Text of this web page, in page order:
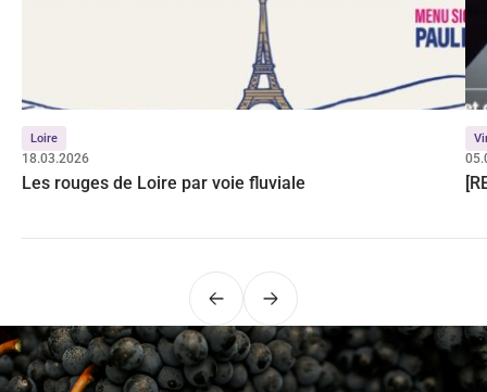
Loire
18.03.2026
Les rouges de Loire par voie fluviale
PrécédentSuivant